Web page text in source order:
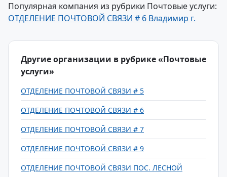
Популярная компания из рубрики Почтовые услуги:
ОТДЕЛЕНИЕ ПОЧТОВОЙ СВЯЗИ # 6 Владимир г.
Другие организации в рубрике «Почтовые
услуги»
ОТДЕЛЕНИЕ ПОЧТОВОЙ СВЯЗИ # 5
ОТДЕЛЕНИЕ ПОЧТОВОЙ СВЯЗИ # 6
ОТДЕЛЕНИЕ ПОЧТОВОЙ СВЯЗИ # 7
ОТДЕЛЕНИЕ ПОЧТОВОЙ СВЯЗИ # 9
ОТДЕЛЕНИЕ ПОЧТОВОЙ СВЯЗИ ПОС. ЛЕСНОЙ